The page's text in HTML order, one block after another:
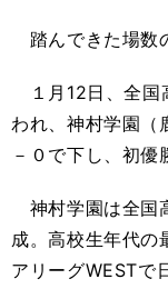
踏んできた場数
１月12日、全国
われ、神村学園（
－０で下し、初優
神村学園は全国
成。高校生年代の
アリーグWESTで